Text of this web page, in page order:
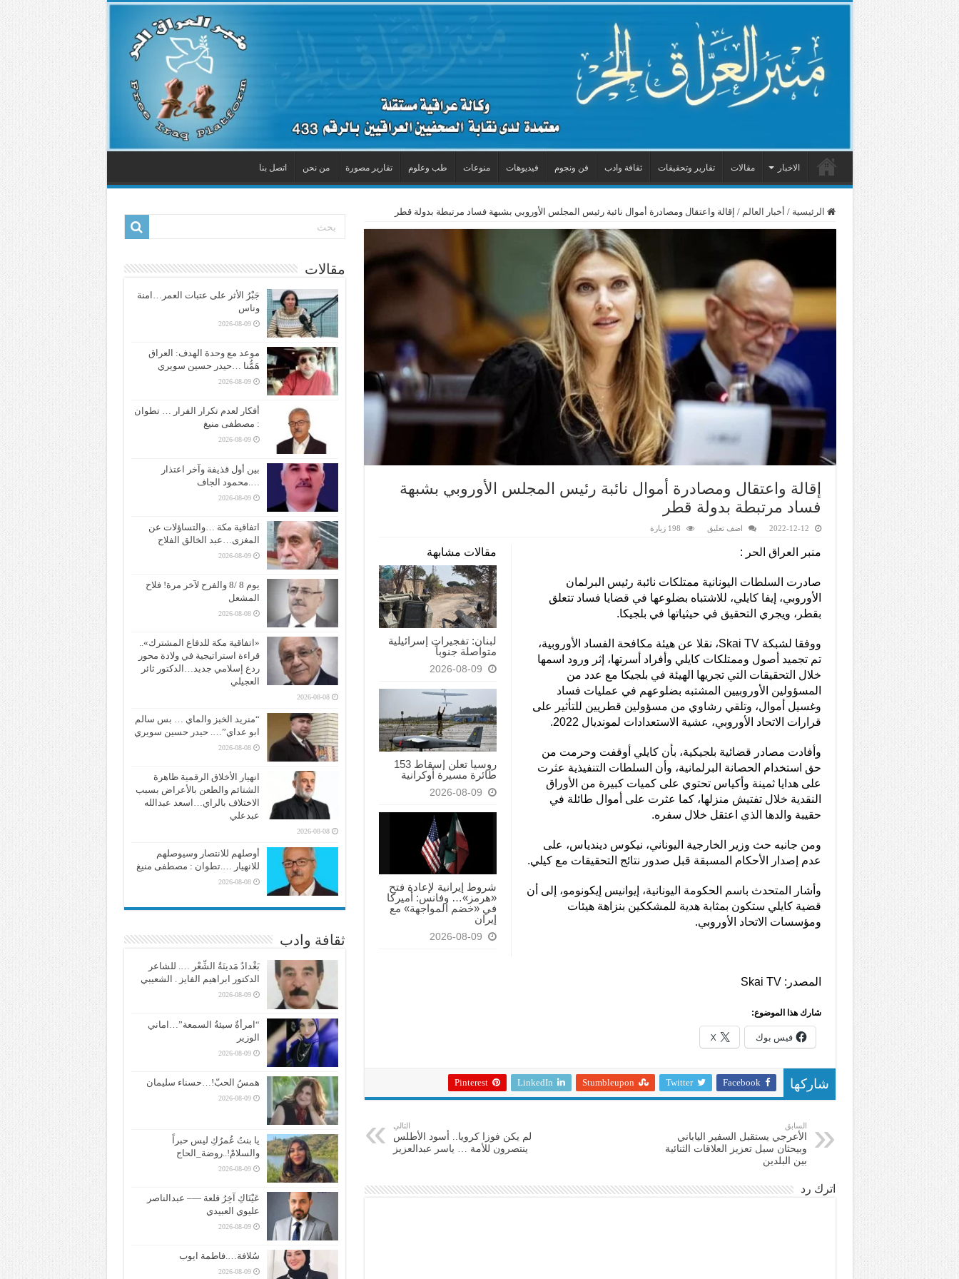
الاخبار مقالات تقارير وتحقيقات ثقافة وادب فن ونجوم فيديوهات منوعات طب وعلوم تقارير مصورة من نحن اتصل بنا
الرئيسية / أخبار العالم / إقالة واعتقال ومصادرة أموال نائبة رئيس المجلس الأوروبي بشبهة فساد مرتبطة بدولة قطر
إقالة واعتقال ومصادرة أموال نائبة رئيس المجلس الأوروبي بشبهة
فساد مرتبطة بدولة قطر
2022-12-12 اضف تعليق 198 زيارة
مقالات مشابهة
لبنان: تفجيرات إسرائيلية
متواصلة جنوباً
2026-08-09
روسيا تعلن إسقاط 153
طائرة مسيرة أوكرانية
2026-08-09
شروط إيرانية لإعادة فتح
«هرمز»… وفانس: أميركا
في «خضم المواجهة» مع
إيران
2026-08-09
منبر العراق الحر :
صادرت السلطات اليونانية ممتلكات نائبة رئيس البرلمان
الأوروبي، إيفا كايلي، للاشتباه بضلوعها في قضايا فساد تتعلق
بقطر، ويجري التحقيق في حيثياتها في بلجيكا.
ووفقا لشبكة Skai TV، نقلا عن هيئة مكافحة الفساد الأوروبية،
تم تجميد أصول وممتلكات كايلي وأفراد أسرتها، إثر ورود اسمها
خلال التحقيقات التي تجريها الهيئة في بلجيكا مع عدد من
المسؤولين الأوروبيين المشتبه بضلوعهم في عمليات فساد
وغسيل أموال، وتلقي رشاوي من مسؤولين قطريين للتأثير على
قرارات الاتحاد الأوروبي، عشية الاستعدادات لمونديال 2022.
وأفادت مصادر قضائية بلجيكية، بأن كايلي أوقفت وحرمت من
حق استخدام الحصانة البرلمانية، وأن السلطات التنفيذية عثرت
على هدايا ثمينة وأكياس تحتوي على كميات كبيرة من الأوراق
النقدية خلال تفتيش منزلها، كما عثرت على أموال طائلة في
حقيبة والدها الذي اعتقل خلال سفره.
ومن جانبه حث وزير الخارجية اليوناني، نيكوس ديندياس، على
عدم إصدار الأحكام المسبقة قبل صدور نتائج التحقيقات مع كيلي.
وأشار المتحدث باسم الحكومة اليونانية، إيوانيس إيكونومو، إلى أن
قضية كايلي ستكون بمثابة هدية للمشككين بنزاهة هيئات
ومؤسسات الاتحاد الأوروبي.
المصدر: Skai TV
شارك هذا الموضوع:
فيس بوك X
شاركها Facebook
Twitter
Stumbleupon
LinkedIn
Pinterest
السابق
الأعرجي يستقبل السفير الياباني
وبيحثان سبل تعزيز العلاقات الثنائية
بين البلدين
التالي
لم يكن فوزا كرويا.. أسود الأطلس
ينتصرون للأمة … ياسر عبدالعزيز
اترك رد
مقالات
جَبْرُ الأثر على عتبات العمر…امنة
وناس
2026-08-09
موعد مع وحدة الهدف: العراق
هَمُّنا …حيدر حسين سويري
2026-08-09
أفكار لعدم تكرار الفرار … تطوان
: مصطفى منيغ
2026-08-09
بين أول قذيفة وآخر اعتذار
….محمود الجاف
2026-08-09
اتفاقية مكة …والتساؤلات عن
المغزى…عبد الخالق الفلاح
2026-08-09
يوم 8 /8 والفرح لآخر مرة! فلاح
المشعل
2026-08-08
«اتفاقية مكة للدفاع المشترك»..
قراءة استراتيجية في ولادة محور
ردع إسلامي جديد…الدكتور ثائر
العجيلي
2026-08-08
“منريد الخبز والماي … بس سالم
ابو عداي”…. حيدر حسين سويري
2026-08-08
انهيار الأخلاق الرقمية ظاهرة
الشتائم والطعن بالأعراض بسبب
الاختلاف بالراي…اسعد عبدالله
عبدعلي
2026-08-08
أوصلهم للانتصار وسيوصلهم
للانهيار ….تطوان : مصطفى منيغ
2026-08-08
ثقافة وادب
بَغْدادُ مَدينَةُ الشِّعْر …. للشاعر
الدكتور ابراهيم الفايز . الشعيبي
2026-08-09
“امرأةٌ سيئةُ السمعة”…اماني
الوزير
2026-08-09
همسُ الحبّ!…حسناء سليمان
2026-08-09
يا بنتُ عُمرُكِ ليس حبراً
والسلامْ!..روضة_الحاج
2026-08-09
عَيْنَاكِ آخِرُ قلعة —– عبدالناصر
عليوي العبيدي
2026-08-09
سُلافة….فاطمة ايوب
2026-08-09